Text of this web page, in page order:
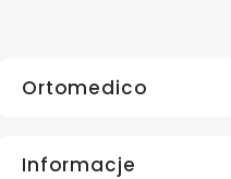
Ortomedico
Informacje